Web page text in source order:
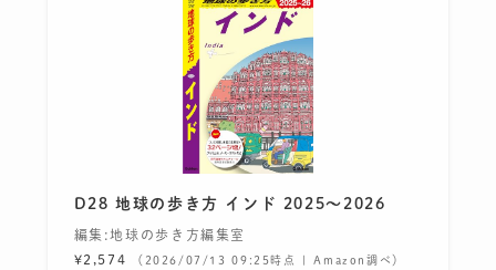
D28 地球の歩き方 インド 2025～2026
編集:地球の歩き方編集室
¥2,574
（2026/07/13 09:25時点 | Amazon調べ）